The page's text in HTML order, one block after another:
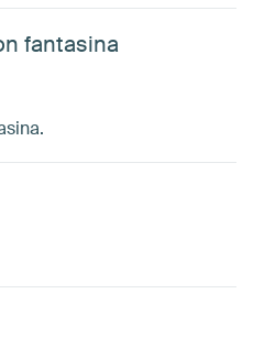
fantasina